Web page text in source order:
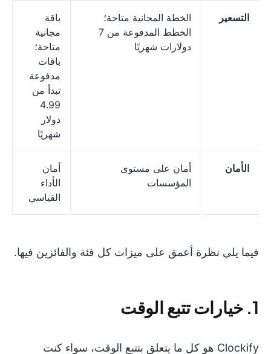
التسعير
الخطة المجانية متاحة؛
الخطط المدفوعة من 7
دولارات شهريًا
باقة
مجانية
متاحة؛
باقات
مدفوعة
تبدأ من
4.99
دولار
شهريًا
الأمان
أمان على مستوى
المؤسسات
أمان
الأداء
القياسي
فيما يلي نظرة أعمق على ميزات كل فئة والفائزين فيها.
1. خيارات تتبع الوقت
Clockify هو كل ما يتعلق بتتبع الوقت، سواء كنت